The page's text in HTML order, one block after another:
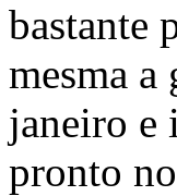
bastante
mesma a
janeiro e
pronto